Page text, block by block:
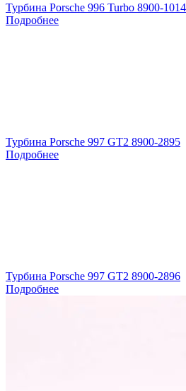
Турбина Porsche 996 Turbo 8900-1014
Подробнее
Турбина Porsche 997 GT2 8900-2895
Подробнее
Турбина Porsche 997 GT2 8900-2896
Подробнее